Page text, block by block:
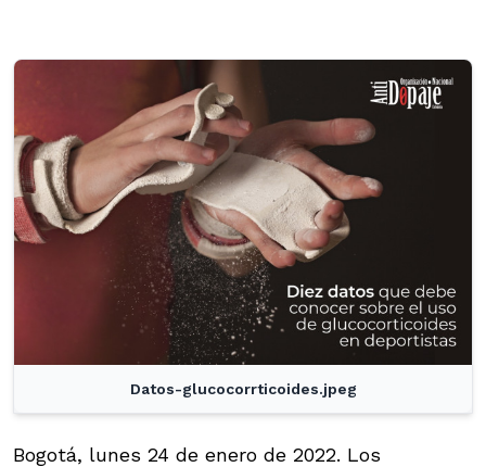
Datos-glucocorrticoides.jpeg
Bogotá, lunes 24 de enero de 2022. Los